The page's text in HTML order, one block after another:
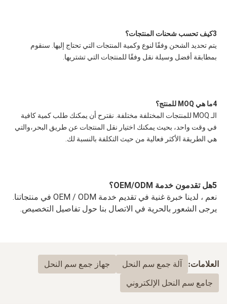
3كيف تحسب شحنات المنتجات؟
بمطابقة أفضل وسيلة نقل وفقًا للمنتجات التي تشتريها.
4ما هي MOQ للمنتج؟
هي الطريقة الأكثر فعالية من حيث التكلفة بالنسبة لك.
5هل تقدمون خدمة OEM/ODM؟
يرجى الشعور بالحرية في الاتصال بنا حول تفاصيل التخصيص.
العلامات: آلة جمع سم النحل جهاز جمع سم النحل
جامع سم النحل الإلكتروني